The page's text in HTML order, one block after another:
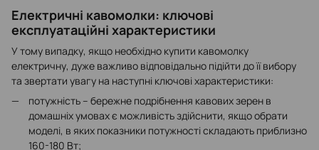
Електричні кавомолки: ключові
експлуатаційні характеристики
У тому випадку, якщо необхідно купити кавомолку
електричну, дуже важливо відповідально підійти до її вибору
та звертати увагу на наступні ключові характеристики:
потужність – бережне подрібнення кавових зерен в
домашніх умовах є можливість здійснити, якщо обрати
моделі, в яких показники потужності складають приблизно
160-180 Вт;